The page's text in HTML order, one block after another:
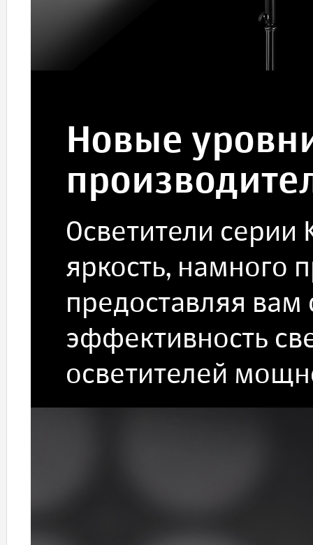
Новые
Осветители
яркость, намного
предоставляя
эффективность
осветителей